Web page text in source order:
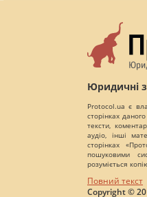
Юридичні
Protocol.ua є
сторінках
тексти,
аудіо, інші
сторінках
пошуковими
розуміється
Повний текст
Copyright ©